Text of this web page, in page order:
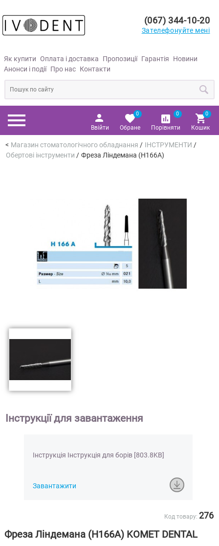
Як купити Оплата і доставка Пропозиції Гарантія
Новини
Анонси і події Про нас Контакти
(067) 344-10-20
Зателефонуйте мені
Ввійти Обране
0
Порівняти
0
Кошик
0
Магазин стоматологічного обладнання / ІНСТРУМЕНТИ /
Обертові інструменти / Фреза Ліндемана (H166A)
Інструкції для завантаження
Інструкція Інструкція для борів [803.8KB]
Завантажити
Код товару: 276
Фреза Ліндемана (H166A) KOMET DENTAL